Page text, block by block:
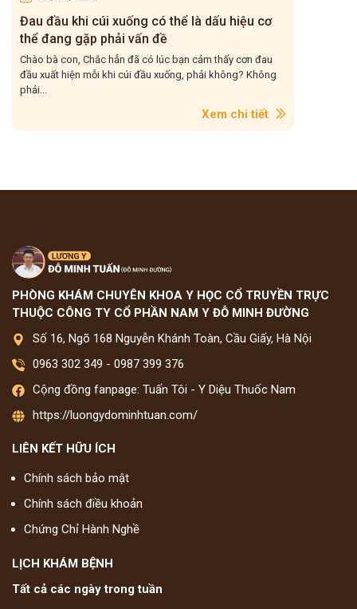
Đau đầu khi cúi xuống có thể là dấu hiệu cơ
thể đang gặp phải vấn đề
Chào bà con, Chắc hẳn đã có lúc bạn cảm thấy cơn đau
đầu xuất hiện mỗi khi cúi đầu xuống, phải không? Không
phải...
Xem chi tiết
PHÒNG KHÁM CHUYÊN KHOA Y HỌC CỔ TRUYỀN TRỰC
THUỘC CÔNG TY CỔ PHẦN NAM Y ĐỖ MINH ĐƯỜNG
Số 16, Ngõ 168 Nguyễn Khánh Toàn, Cầu Giấy, Hà Nội
0963 302 349 - 0987 399 376
Cộng đồng fanpage: Tuấn Tôi - Y Diệu Thuốc Nam
https://luongydominhtuan.com/
LIÊN KẾT HỮU ÍCH
Chính sách bảo mật
Chính sách điều khoản
Chứng Chỉ Hành Nghề
LỊCH KHÁM BỆNH
Tất cả các ngày trong tuần